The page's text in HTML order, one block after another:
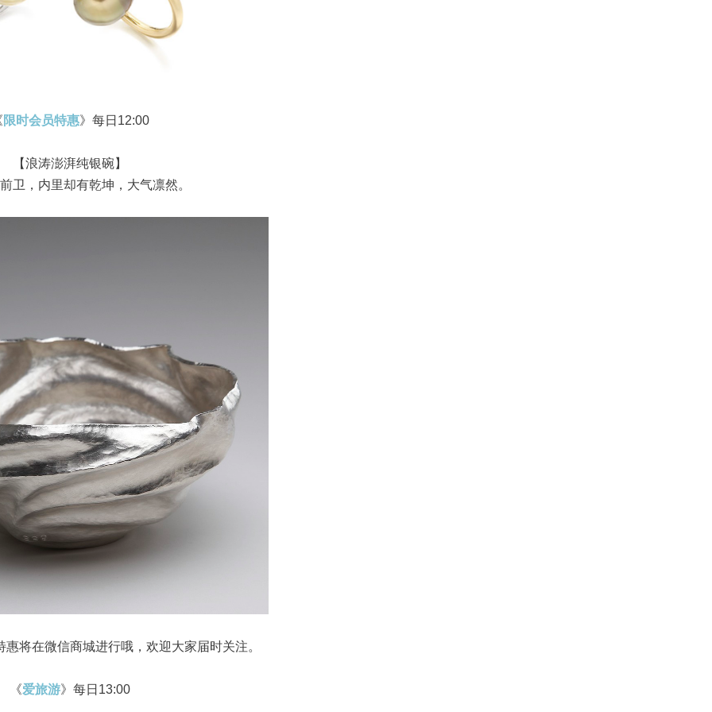
限时会员特惠》每日12:00
【浪涛澎湃纯银碗】
卫，内里却有乾坤，大气凛然。
将在微信商城进行哦，欢迎大家届时关注。
《爱旅游》每日13:00